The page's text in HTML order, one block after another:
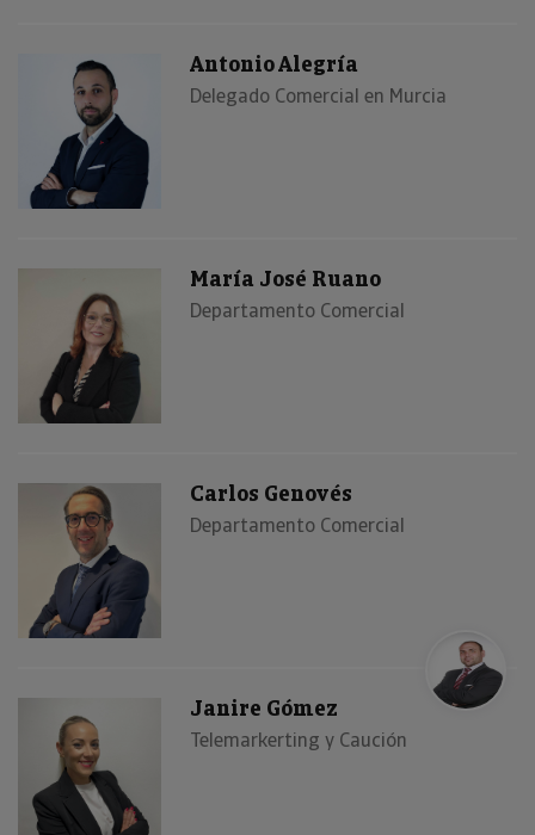
Antonio Alegría
Delegado Comercial en Murcia
María José Ruano
Departamento Comercial
Carlos Genovés
Departamento Comercial
Janire Gómez
Telemarkerting y Caución